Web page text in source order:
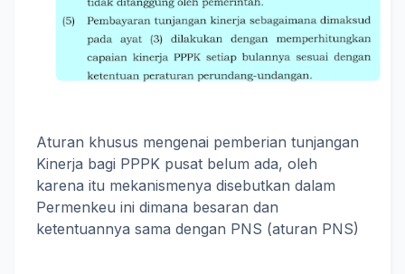
Aturan khusus mengenai pemberian tunjangan
Kinerja bagi PPPK pusat belum ada, oleh
karena itu mekanismenya disebutkan dalam
Permenkeu ini dimana besaran dan
ketentuannya sama dengan PNS (aturan PNS)